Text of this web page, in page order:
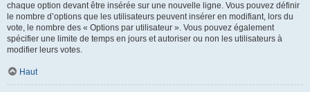
chaque option devant être insérée sur une nouvelle ligne. Vous pouvez définir
le nombre d’options que les utilisateurs peuvent insérer en modifiant, lors du
vote, le nombre des « Options par utilisateur ». Vous pouvez également
spécifier une limite de temps en jours et autoriser ou non les utilisateurs à
modifier leurs votes.
Haut